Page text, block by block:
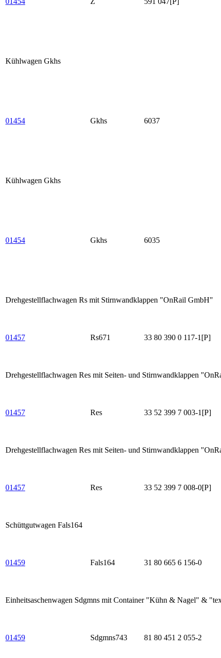
Kühlwagen Gkhs
01454 Gkhs 6037
Kühlwagen Gkhs
01454 Gkhs 6035
Drehgestellflachwagen Rs mit Stirnwandklappen "OnRail GmbH"
01457 Rs671 33 80 390 0 117-1[P]
Drehgestellflachwagen Res mit Seiten- und Stirnwandklappen
01457 Res 33 52 399 7 003-1[P]
Drehgestellflachwagen Res mit Seiten- und Stirnwandklappen
01457 Res 33 52 399 7 008-0[P]
Schüttgutwagen Fals164
01459 Fals164 31 80 665 6 156-0
Einheitsaschenwagen Sdgmns mit Container "Kühn & Nagel" &
01459 Sdgmns743 81 80 451 2 055-2